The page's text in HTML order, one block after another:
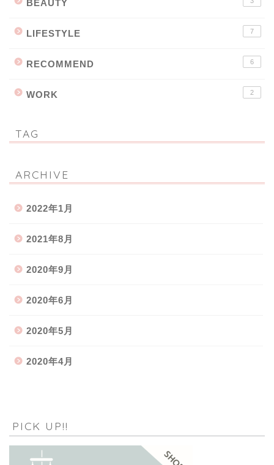
BEAUTY
LIFESTYLE 7
RECOMMEND 6
WORK 2
TAG
ARCHIVE
2022年1月
2021年8月
2020年9月
2020年6月
2020年5月
2020年4月
PICK UP!!